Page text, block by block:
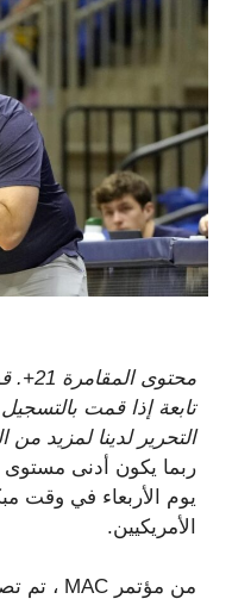
تابعة إذا قمت
التحرير لدينا لمزيد من
ربما يكون أدنى مستوى
يوم الأربعاء في وقت
الأمريكيين.